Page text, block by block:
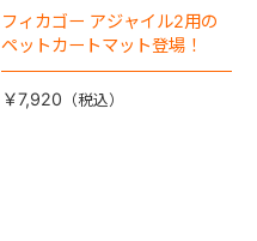
フィカゴー アジャイル2用の
ペットカートマット登場！
￥7,920